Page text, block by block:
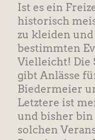
Ist es ein
historisch
zu kleiden
bestimmten
Vielleicht! Die
gibt Anlässe
Biedermeier
Letztere ist
und bisher
solchen